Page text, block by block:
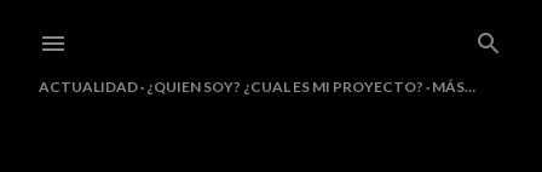
ACTUALIDAD ¿QUIEN SOY? ¿CUAL ES MI PROYECTO? MÁS…